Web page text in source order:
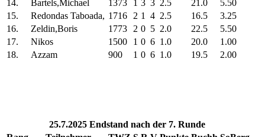
14. Bartels,Michael 1373 1 3 3 2.5 21.0
5.50
15.
Redondas Taboada, 1716 2 1 4 2.5 16.5
3.25
16.
Zeldin,Boris 1773 2 0 5 2.0 22.5
5.50
17.
Nikos 1500 1 0 6 1.0 20.0
1.00
18.
Azzam 900 1 0 6 1.0 19.5 2.00
25.7.2025 Endstand nach der 7. Runde